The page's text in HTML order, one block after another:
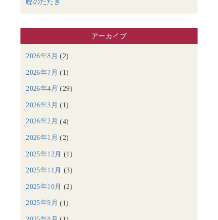
鰹のたたき
アーカイブ
2026年8月 (2)
2026年7月 (1)
2026年4月 (29)
2026年3月 (1)
2026年2月 (4)
2026年1月 (2)
2025年12月 (1)
2025年11月 (3)
2025年10月 (2)
2025年9月 (1)